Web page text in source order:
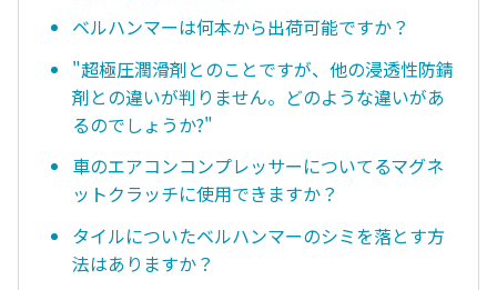
ベルハンマーは何本から出荷可能ですか？
"超極圧潤滑剤とのことですが、他の浸透性防錆
剤との違いが判りません。どのような違いがあ
るのでしょうか?"
車のエアコンコンプレッサーについてるマグネ
ットクラッチに使用できますか？
タイルについたベルハンマーのシミを落とす方
法はありますか？